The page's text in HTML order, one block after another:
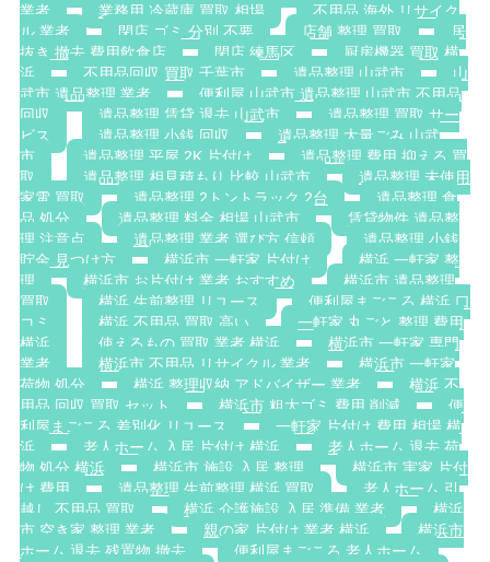
業者
業務用 冷蔵庫 買取 相場
不用品 海外 リサイク
ル 業者
閉店 ゴミ 分別 不要 店舗 整理 買取
居
抜き 撤去 費用飲食店
閉店 練馬区
厨房機器 買取 横
浜
不用品回収 買取 千葉市 遺品整理 山武市
山
武市 遺品整理 業者
便利屋 山武市 遺品整理 山武市 不用品
回収
遺品整理 賃貸 退去 山武市
遺品整理 買取 サー
ビス
遺品整理 小銭 回収
遺品整理 大量ごみ 山武
市
遺品整理 平屋 2K 片付け
遺品整理 費用 抑える 買
取
遺品整理 相見積もり 比較 山武市
遺品整理 未使用
家電 買取
遺品整理 2トントラック 2台
遺品整理 食
品 処分
遺品整理 料金 相場 山武市
賃貸物件 遺品整
理 注意点
遺品整理 業者 選び方 信頼
遺品整理 小銭
貯金 見つけ方
横浜市 一軒家 片付け
横浜 一軒家 整
理
横浜市 お片付け 業者 おすすめ
横浜市 遺品整理
買取
横浜 生前整理 リユース
便利屋まごころ 横浜 口
コミ
横浜 不用品 買取 高い
一軒家 丸ごと 整理 費用
横浜
使えるもの 買取 業者 横浜
横浜市 一軒家 専門
業者
横浜市 不用品 リサイクル 業者
横浜市 一軒家
荷物 処分
横浜 整理収納 アドバイザー 業者
横浜 不
用品 回収 買取 セット
横浜市 粗大ゴミ 費用 削減
便
利屋まごころ 差別化 リユース
一軒家 片付け 費用 相場 横
浜
老人ホーム 入居 片付け 横浜
老人ホーム 退去 荷
物 処分 横浜
横浜市 施設 入居 整理
横浜市 実家 片付
け 費用
遺品整理 生前整理 横浜 買取
老人ホーム 引
越し 不用品 買取
横浜 介護施設 入居 準備 業者
横浜
市 空き家 整理 業者
親の家 片付け 業者 横浜
横浜市
ホーム 退去 残置物 撤去
便利屋まごころ 老人ホーム